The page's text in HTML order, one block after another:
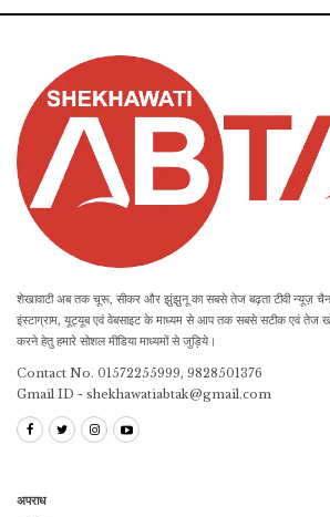
शेखावाटी अब तक चूरू, सीकर और झुंझुनू का सबसे तेज बढ़ता टीवी न्यूज़
इंस्टाग्राम, यूट्यूब एवं वेबसाइट के माध्यम से आप तक सबसे सटीक एवं तेज
करने हेतु हमारे सोशल मीडिया माध्यमों से जुड़िये।
Contact No. 01572255999, 9828501376
Gmail ID - shekhawatiabtak@gmail.com
अपराध